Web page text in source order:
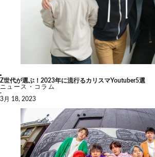
Z世代が選ぶ！2023年に流行るカリスマYoutuber5選
ニュース・コラム
·
3月 18, 2023